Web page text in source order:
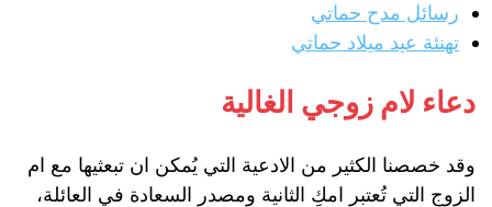
رسائل مدح حماتي
تهنئة عيد ميلاد حماتي
دعاء لام زوجي الغالية
وقد خصصنا الكثير من الادعية التي يُمكن ان تبعثيها مع ام
الزوج التي تُعتبر امكِ الثانية ومصدر السعادة في العائلة،